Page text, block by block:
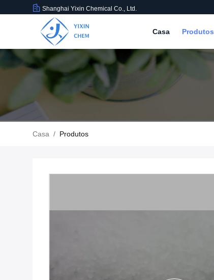
Shanghai Yixin Chemical Co., Ltd.
Casa Produtos
Casa / Produtos